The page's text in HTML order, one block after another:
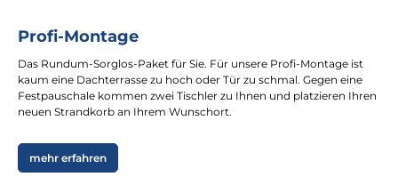
Profi-Montage
Das Rundum-Sorglos-Paket für Sie. Für unsere Profi-Montage ist
kaum eine Dachterrasse zu hoch oder Tür zu schmal. Gegen eine
Festpauschale kommen zwei Tischler zu Ihnen und platzieren Ihren
neuen Strandkorb an Ihrem Wunschort.
mehr erfahren